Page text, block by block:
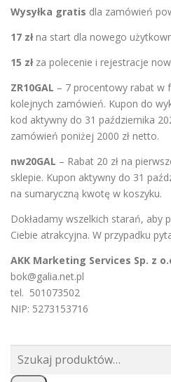
Wysyłka gratis dla zamówień
17 złna start dla nowego
15 złza polecenie i rejestracje
ZR10GAL – 7 procentowy rabat w
kolejnych zamówień. Kupon do
kod aktywny do 31 października
zamówień poniżej 2000 zł netto.
nw20GAL – Rabat 20 zł na
sklepie. Kupon aktywny do 31
na sumaryczną kwotę w koszyku.
Dokładamy wszelkich starań, aby
Ciebie atrakcyjna. W przypadku
AKK Marketing Services Sp. z
bok@galia.net.pl
tel. 501073502
NIP: 5273153716
Szukaj: